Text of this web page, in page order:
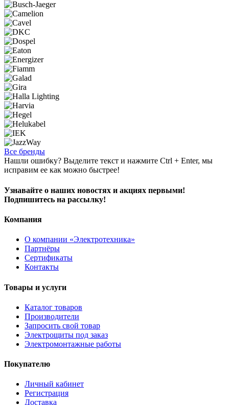
Все бренды
Нашли ошибку? Выделите текст и нажмите Ctrl + Enter, мы
исправим ее как можно быстрее!
Узнавайте о наших новостях и акциях первыми!
Подпишитесь на рассылку!
Компания
О компании «Электротехника»
Партнёры
Сертификаты
Контакты
Товары и услуги
Каталог товаров
Производители
Запросить свой товар
Электрощиты под заказ
Электромонтажные работы
Покупателю
Личный кабинет
Регистрация
Доставка